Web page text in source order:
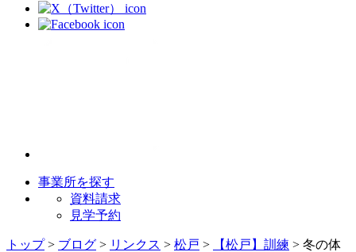
事業所を探す
資料請求
見学予約
トップ> ブログ > リンクス > 松戸 > 【松戸】訓練 > 冬の体